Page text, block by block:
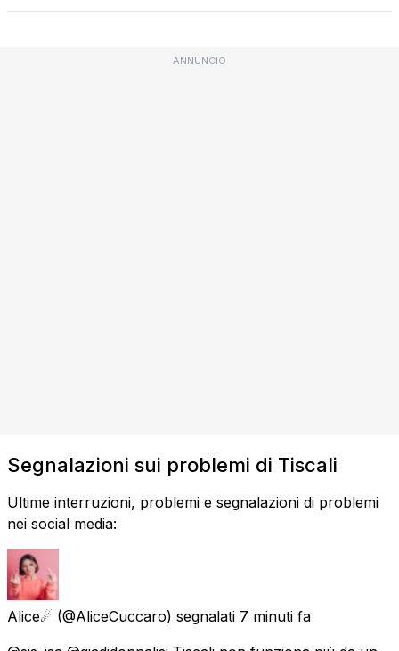
ANNUNCIO
Segnalazioni sui problemi di Tiscali
Ultime interruzioni, problemi e segnalazioni di problemi
nei social media:
Alice☄ (@AliceCuccaro) segnalati 7 minuti fa